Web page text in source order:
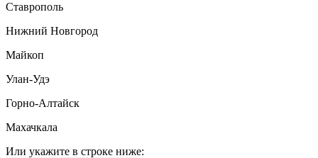
Ставрополь
Нижний Новгород
Майкоп
Улан-Удэ
Горно-Алтайск
Махачкала
Или укажите в строке ниже: